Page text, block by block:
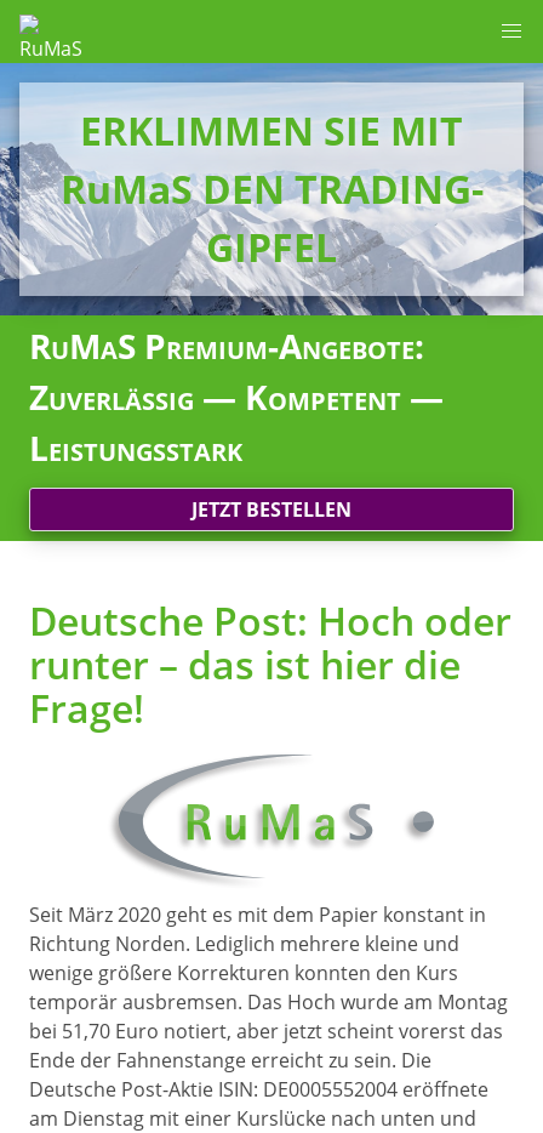
ERKLIMMEN SIE MIT
RuMaS DEN TRADING-
GIPFEL
RuMaS Premium-Angebote:
Zuverlässig — Kompetent —
Leistungsstark
JETZT BESTELLEN
Deutsche Post: Hoch oder
runter – das ist hier die
Frage!
Seit März 2020 geht es mit dem Papier konstant in
Richtung Norden. Lediglich mehrere kleine und
wenige größere Korrekturen konnten den Kurs
temporär ausbremsen. Das Hoch wurde am Montag
bei 51,70 Euro notiert, aber jetzt scheint vorerst das
Ende der Fahnenstange erreicht zu sein. Die
Deutsche Post-Aktie ISIN: DE0005552004 eröffnete
am Dienstag mit einer Kurslücke nach unten und